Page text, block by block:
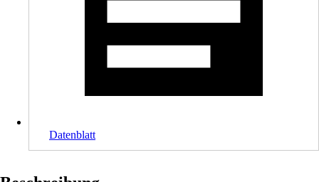
Datenblatt